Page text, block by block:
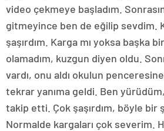
video çekmeye başladım.
gitmeyince ben de eğilip sevdim.
şaşırdım. Karga mı yoksa başka
olamadım, kuzgun diyen oldu.
vardı, onu aldı okulun
tekrar yanıma geldi. Ben
takip etti. Çok şaşırdım, böyle bir
Normalde kargaları çok severim.